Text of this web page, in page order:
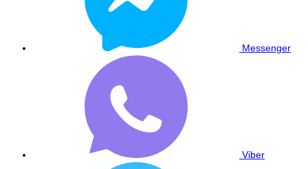
Messenger
Viber